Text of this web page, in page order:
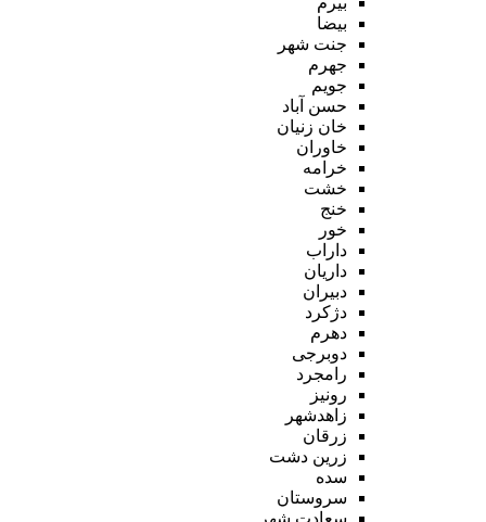
بیضا
جنت شهر
جهرم
جویم
حسن آباد
خان زنیان
خاوران
خرامه
خشت
خنج
خور
داراب
داریان
دبیران
دژکرد
دهرم
دوبرجی
رامجرد
رونیز
زاهدشهر
زرقان
زرین دشت
سده
سروستان
سعادت شهر